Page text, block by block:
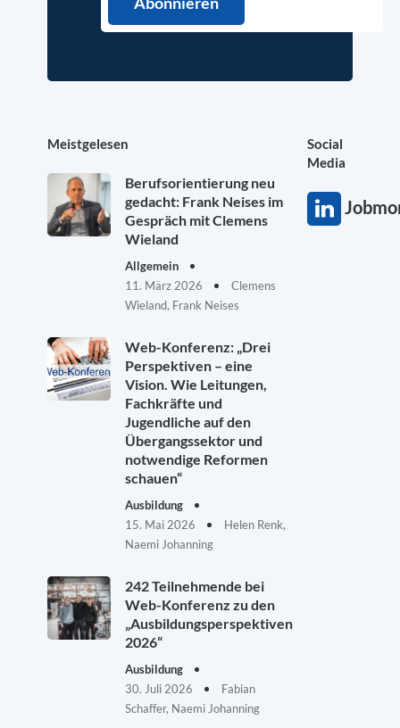
Meistgelesen
Berufsorientierung neu
gedacht: Frank Neises im
Gespräch mit Clemens
Wieland
Allgemein
11. März 2026
Clemens
Wieland, Frank Neises
Web-Konferenz: „Drei
Perspektiven – eine
Vision. Wie Leitungen,
Fachkräfte und
Jugendliche auf den
Übergangssektor und
notwendige Reformen
schauen“
Ausbildung
15. Mai 2026
Helen Renk,
Naemi Johanning
242 Teilnehmende bei
Web-Konferenz zu den
„Ausbildungsperspektiven
2026“
Ausbildung
30. Juli 2026
Fabian
Schaffer, Naemi Johanning
Social
Media